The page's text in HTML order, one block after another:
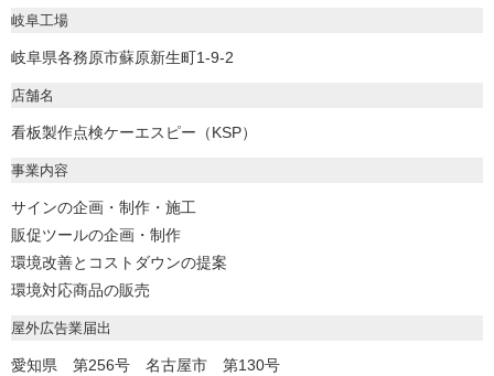
岐阜工場
岐阜県各務原市蘇原新生町1-9-2
店舗名
看板製作点検ケーエスピー（KSP）
事業内容
サインの企画・制作・施工
販促ツールの企画・制作
環境改善とコストダウンの提案
環境対応商品の販売
屋外広告業届出
愛知県 第256号 名古屋市 第130号